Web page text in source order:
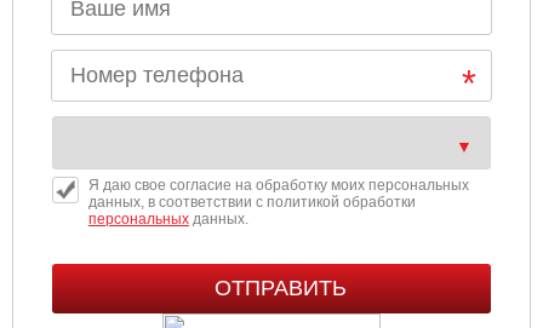
Я даю свое согласие на обработку моих персональных
данных, в соответствии с политикой обработки
персональныхданных.